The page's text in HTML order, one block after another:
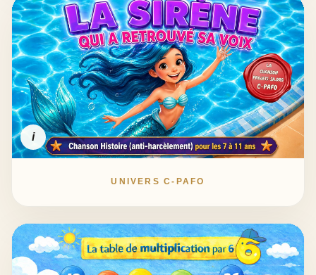
i
UNIVERS C-PAFO